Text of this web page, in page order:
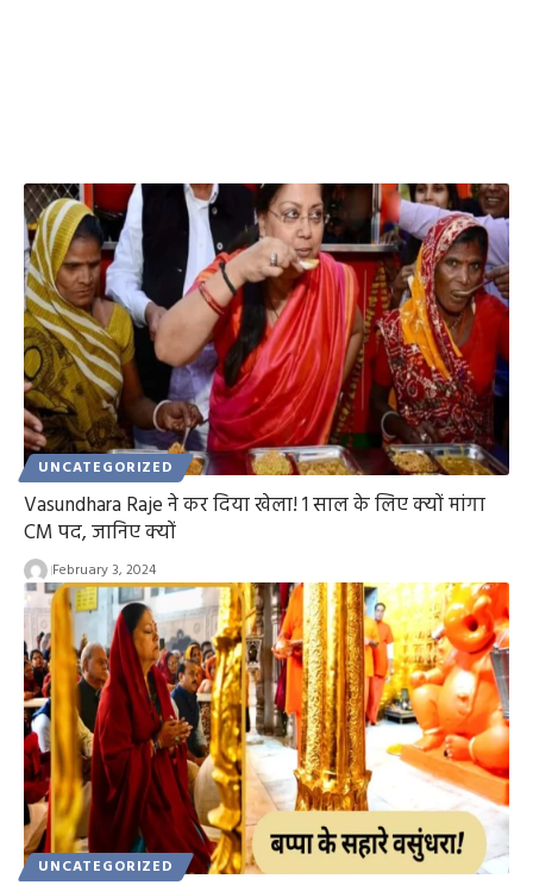
UNCATEGORIZED
Vasundhara Raje ने कर दिया खेला! 1 साल के लिए क्यों मांगा
CM पद, जानिए क्यों
February 3, 2024
UNCATEGORIZED